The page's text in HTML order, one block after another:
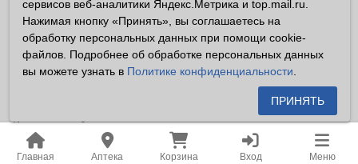
Главная Аптека Корзина Вход Меню
Все права защищены ©2026
Информация, размещенная на данном сайте имеет
справочный характер, и не должна восприниматься
посетителями сайта как публичная оферта, предусмотренная
Владелец сайта устанавливает запрет на цитирование,
копирование и размещение информации, размещенной на
настоящем сайте newapteka.ru, включая информацию о
сервисов веб-аналитики Яндекс.Метрика и top.mail.ru.
Нажимая кнопку «Принять», вы соглашаетесь на
обработку персональных данных при помощи cookie-
файлов. Подробнее об обработке персональных данных
вы можете узнать в Политике конфиденциальности
ПРИНЯТЬ